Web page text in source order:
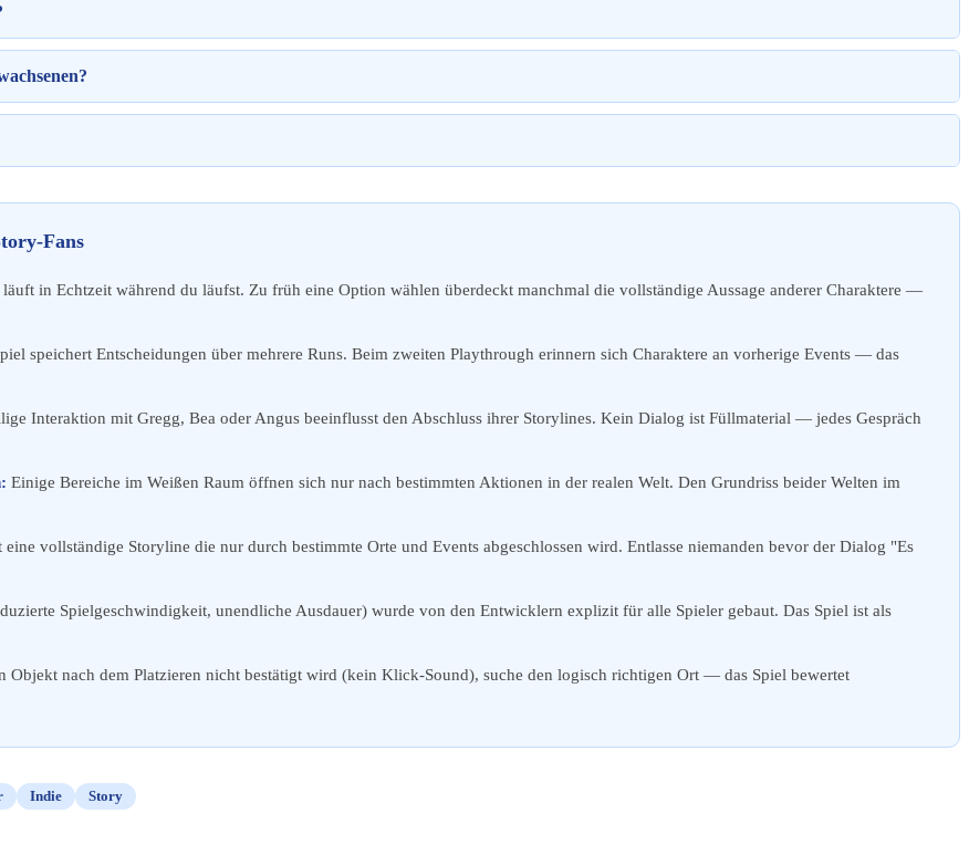
Fans
in Echtzeit während du läufst. Zu früh eine Option wählen überdeckt manchmal die vollständige Aussage anderer Charaktere —
speichert Entscheidungen über mehrere Runs. Beim zweiten Playthrough erinnern sich Charaktere an vorherige Events — das
Interaktion mit Gregg, Bea oder Angus beeinflusst den Abschluss ihrer Storylines. Kein Dialog ist Füllmaterial — jedes Gespräch
Einige Bereiche im Weißen Raum öffnen sich nur nach bestimmten Aktionen in der realen Welt. Den Grundriss beider Welten im
eine vollständige Storyline die nur durch bestimmte Orte und Events abgeschlossen wird. Entlasse niemanden bevor der Dialog "Es
Spielgeschwindigkeit, unendliche Ausdauer) wurde von den Entwicklern explizit für alle Spieler gebaut. Das Spiel ist als
Objekt nach dem Platzieren nicht bestätigt wird (kein Klick-Sound), suche den logisch richtigen Ort — das Spiel bewertet
Indie Story